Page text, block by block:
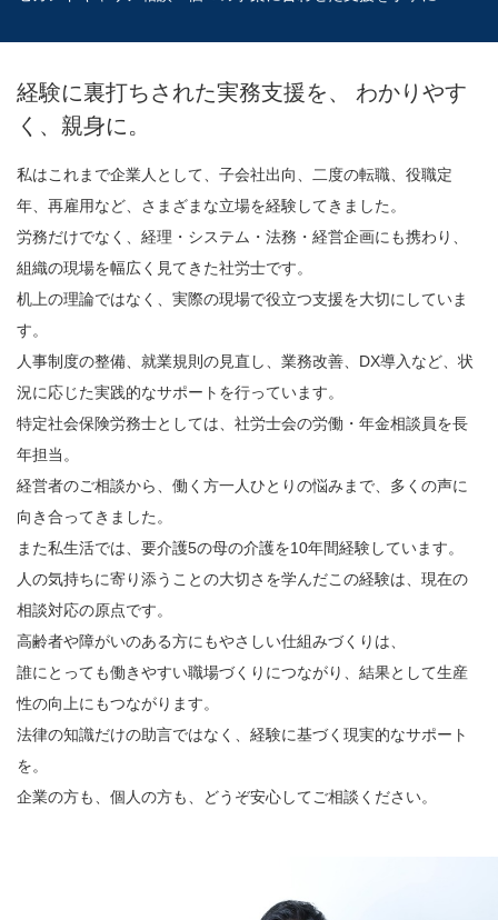
経験に裏打ちされた実務支援を、 わかりやす
く、親身に。
私はこれまで企業人として、子会社出向、二度の転職、役職定
年、再雇用など、さまざまな立場を経験してきました。
労務だけでなく、経理・システム・法務・経営企画にも携わり、
組織の現場を幅広く見てきた社労士です。
机上の理論ではなく、実際の現場で役立つ支援を大切にしていま
す。
人事制度の整備、就業規則の見直し、業務改善、DX導入など、状
況に応じた実践的なサポートを行っています。
特定社会保険労務士としては、社労士会の労働・年金相談員を長
年担当。
経営者のご相談から、働く方一人ひとりの悩みまで、多くの声に
向き合ってきました。
また私生活では、要介護5の母の介護を10年間経験しています。
人の気持ちに寄り添うことの大切さを学んだこの経験は、現在の
相談対応の原点です。
高齢者や障がいのある方にもやさしい仕組みづくりは、
誰にとっても働きやすい職場づくりにつながり、結果として生産
性の向上にもつながります。
法律の知識だけの助言ではなく、経験に基づく現実的なサポート
を。
企業の方も、個人の方も、どうぞ安心してご相談ください。